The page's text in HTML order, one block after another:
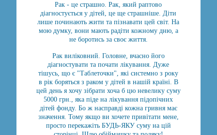
Рак - це страшно. Рак, який раптово
діагностується у дітей, це ще страшніше. Діти
лише починають жити та пізнавати цей світ. На
мою думку, вони мають радіти кожному дню, а
не боротись за своє життя.
Рак виліковний. Головне, вчасно його
діагностувати та почати лікування. Дуже
тішусь, що є "Таблеточки", які системно з року
в рік боряться з раком у дітей в нашій країні. В
цей день я хочу зібрати хоча б цю невелику суму
5000 грн., яка піде на лікування підопічних
дітей фонду. Бо ж насправді кожна гривня має
значення. Тому якщо ви хочете привітати мене,
просто перекажіть БУДЬ-ЯКУ суму на цій